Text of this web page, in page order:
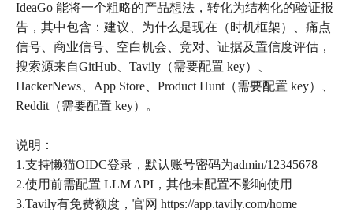
IdeaGo 能将一个粗略的产品想法，转化为结构化的验证报
告，其中包含：建议、为什么是现在（时机框架）、痛点
信号、商业信号、空白机会、竞对、证据及置信度评估，
搜索源来自GitHub、Tavily（需要配置 key）、
HackerNews、App Store、Product Hunt（需要配置 key）、
Reddit（需要配置 key）。
说明：
1.支持懒猫OIDC登录，默认账号密码为admin/12345678
2.使用前需配置 LLM API，其他未配置不影响使用
3.Tavily有免费额度，官网 https://app.tavily.com/home